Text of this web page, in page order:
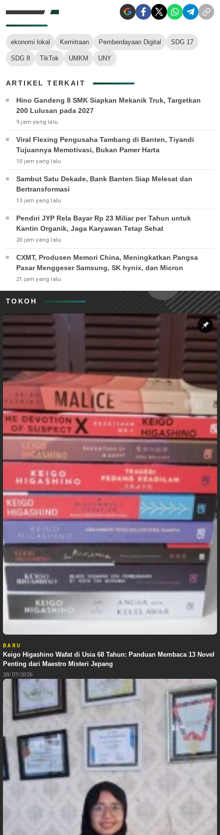
ekonomi lokal Kemitraan Pemberdayaan Digital SDG 17
SDG 8 TikTok UMKM UNY
ARTIKEL TERKAIT
Hino Gandeng 8 SMK Siapkan Mekanik Truk, Targetkan
200 Lulusan pada 2027
9 jam yang lalu
Viral Flexing Pengusaha Tambang di Banten, Tiyandi
Tujuannya Memotivasi, Bukan Pamer Harta
10 jam yang lalu
Sambut Satu Dekade, Bank Banten Siap Melesat dan
Bertransformasi
13 jam yang lalu
Pendiri JYP Rela Bayar Rp 23 Miliar per Tahun untuk
Kantin Organik, Jaga Karyawan Tetap Sehat
20 jam yang lalu
CXMT, Produsen Memori China, Meningkatkan Pangsa
Pasar Menggeser Samsung, SK hynix, dan Micron
21 jam yang lalu
TOKOH
BARU
Keigo Higashino Wafat di Usia 68 Tahun: Panduan Membaca 13 Novel
Penting dari Maestro Misteri Jepang
28/07/2026